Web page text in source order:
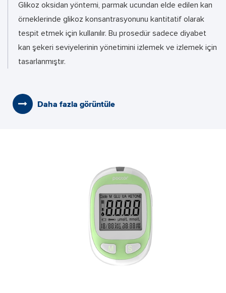
Glikoz oksidan yöntemi, parmak ucundan elde edilen kan
örneklerinde glikoz konsantrasyonunu kantitatif olarak
tespit etmek için kullanılır. Bu prosedür sadece diyabet
kan şekeri seviyelerinin yönetimini izlemek ve izlemek için
tasarlanmıştır.
Daha fazla görüntüle